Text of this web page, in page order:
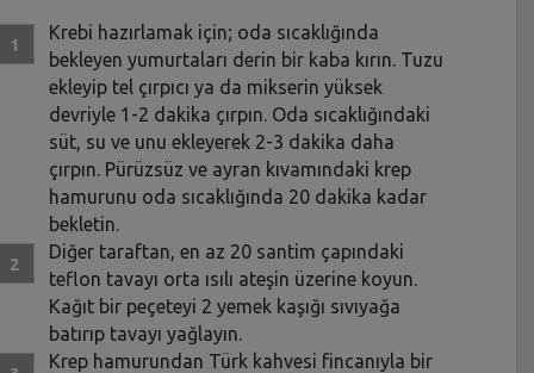
Krebi hazırlamak için; oda sıcaklığında
bekleyen yumurtaları derin bir kaba kırın. Tuzu
ekleyip tel çırpıcı ya da mikserin yüksek
devriyle 1-2 dakika çırpın. Oda sıcaklığındaki
süt, su ve unu ekleyerek 2-3 dakika daha
çırpın. Pürüzsüz ve ayran kıvamındaki krep
hamurunu oda sıcaklığında 20 dakika kadar
bekletin.
Diğer taraftan, en az 20 santim çapındaki
teflon tavayı orta ısılı ateşin üzerine koyun.
Kağıt bir peçeteyi 2 yemek kaşığı sıvıyağa
batırıp tavayı yağlayın.
Krep hamurundan Türk kahvesi fincanıyla bir